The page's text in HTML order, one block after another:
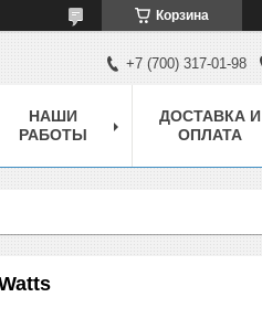
Корзина
+7 (700) 317-01-98
НАШИ
РАБОТЫ
ДОСТАВКА И
ОПЛАТА